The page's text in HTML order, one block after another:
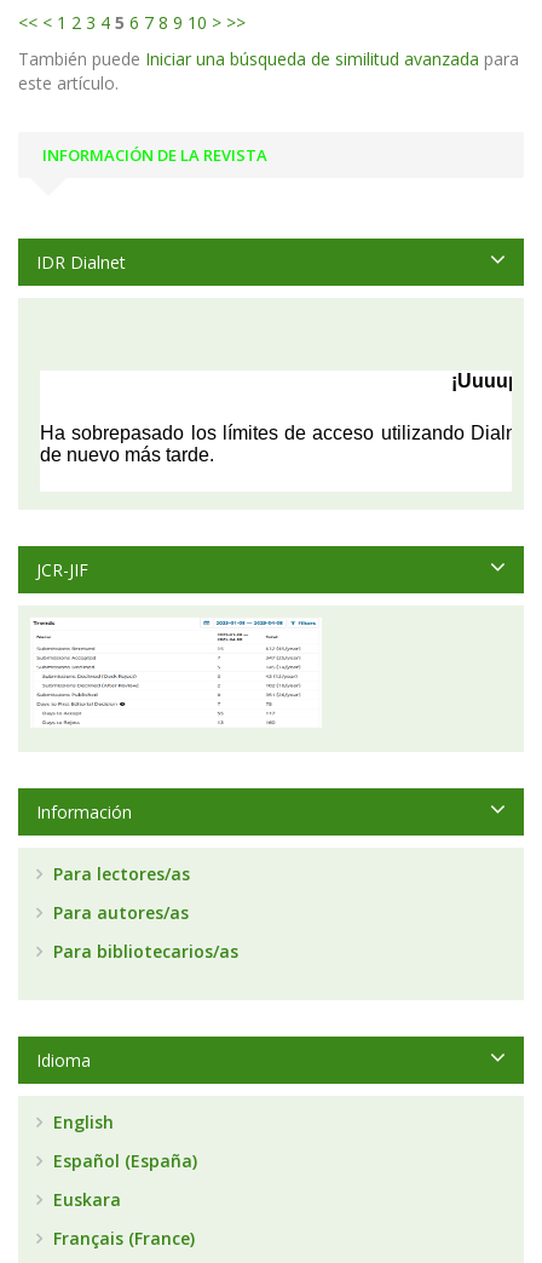
<< < 1 2 3 4 5 6 7 8 9 10 > >>
También puede Iniciar una búsqueda de similitud avanzada para
este artículo.
INFORMACIÓN DE LA REVISTA
IDR Dialnet
JCR-JIF
Información
Para lectores/as
Para autores/as
Para bibliotecarios/as
Idioma
English
Español (España)
Euskara
Français (France)